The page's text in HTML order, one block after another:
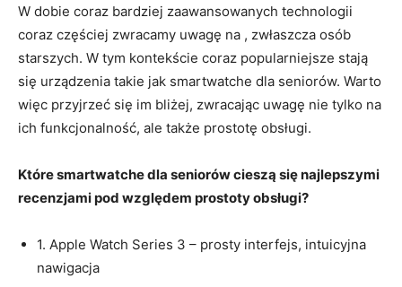
W dobie coraz bardziej zaawansowanych technologii
coraz częściej zwracamy uwagę na , zwłaszcza osób
starszych. W tym kontekście coraz​ popularniejsze stają
⁣się urządzenia takie jak smartwatche dla seniorów. Warto
więc przyjrzeć się im bliżej, zwracając uwagę⁣ nie ⁢tylko na
ich funkcjonalność, ale także prostotę obsługi.
Które smartwatche‍ dla seniorów cieszą się najlepszymi
recenzjami pod względem prostoty obsługi?
1. Apple Watch Series 3 – prosty interfejs, intuicyjna
nawigacja